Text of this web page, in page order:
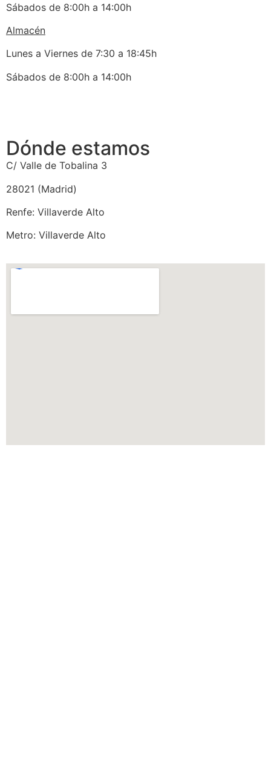
Sábados de 8:00h a 14:00h
Almacén
Lunes a Viernes de 7:30 a 18:45h
Sábados de 8:00h a 14:00h
Dónde estamos
C/ Valle de Tobalina 3
28021 (Madrid)
Renfe: Villaverde Alto
Metro: Villaverde Alto